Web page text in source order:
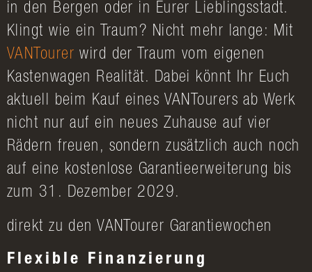
in den Bergen oder in Eurer Lieblingsstadt.
Klingt wie ein Traum? Nicht mehr lange: Mit
VANTourer wird der Traum vom eigenen
Kastenwagen Realität. Dabei könnt Ihr Euch
aktuell beim Kauf eines VANTourers ab Werk
nicht nur auf ein neues Zuhause auf vier
Rädern freuen, sondern zusätzlich auch noch
auf eine kostenlose Garantieerweiterung bis
zum 31. Dezember 2029.
direkt zu den VANTourer Garantiewochen
Flexible Finanzierung